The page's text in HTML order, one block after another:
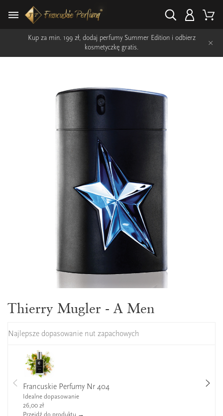
Kup za min. 199 zł, dodaj perfumy Summer Edition i odbierz
kosmetyczkę gratis.
×
Thierry Mugler - A Men
Najlepsze dopasowanie nut zapachowych
Francuskie Perfumy Nr 404
Idealne dopasowanie
26,00 zł
Przejdź do produktu →